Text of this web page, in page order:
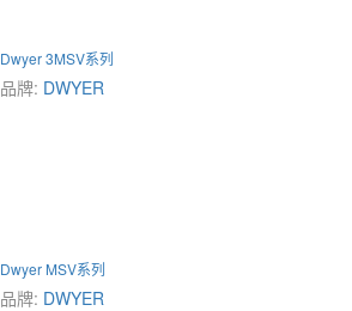
Dwyer 3MSV系列
品牌: DWYER
Dwyer MSV系列
品牌: DWYER